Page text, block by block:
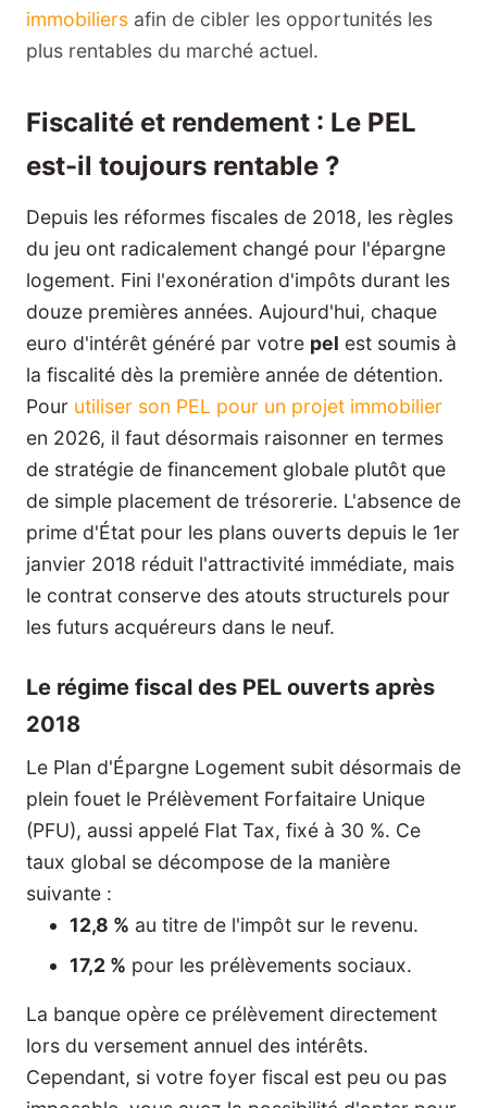
immobiliers afin de cibler les opportunités les
plus rentables du marché actuel.
Fiscalité et rendement : Le PEL
est-il toujours rentable ?
Depuis les réformes fiscales de 2018, les règles
du jeu ont radicalement changé pour l'épargne
logement. Fini l'exonération d'impôts durant les
douze premières années. Aujourd'hui, chaque
euro d'intérêt généré par votre pel est soumis à
la fiscalité dès la première année de détention.
Pour utiliser son PEL pour un projet immobilier
en 2026, il faut désormais raisonner en termes
de stratégie de financement globale plutôt que
de simple placement de trésorerie. L'absence de
prime d'État pour les plans ouverts depuis le 1er
janvier 2018 réduit l'attractivité immédiate, mais
le contrat conserve des atouts structurels pour
les futurs acquéreurs dans le neuf.
Le régime fiscal des PEL ouverts après
2018
Le Plan d'Épargne Logement subit désormais de
plein fouet le Prélèvement Forfaitaire Unique
(PFU), aussi appelé Flat Tax, fixé à 30 %. Ce
taux global se décompose de la manière
suivante :
12,8 % au titre de l'impôt sur le revenu.
17,2 % pour les prélèvements sociaux.
La banque opère ce prélèvement directement
lors du versement annuel des intérêts.
Cependant, si votre foyer fiscal est peu ou pas